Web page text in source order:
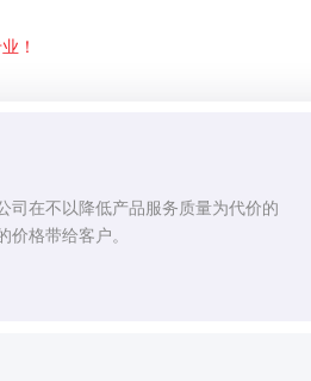
！
司在不以降低产品服务质量为代价的
格带给客户。